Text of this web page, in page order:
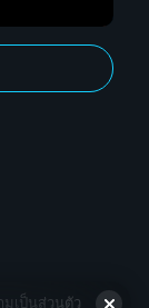
เป็นส่วนตัว